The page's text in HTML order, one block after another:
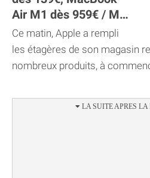
Air M1 dès 959€ / M2
dès 1099€
Ce matin, Apple a rempli
les étagères de son magasin
nombreux produits, à